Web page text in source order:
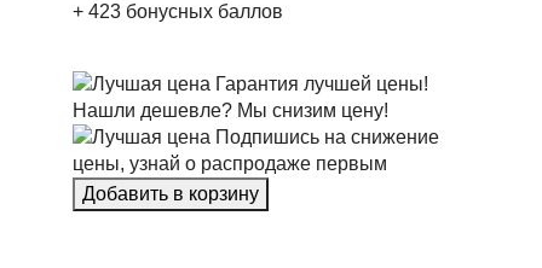
+ 423 бонусных баллов
Гарантия лучшей цены!
Нашли дешевле? Мы снизим цену!
Подпишись на снижение
цены, узнай о распродаже первым